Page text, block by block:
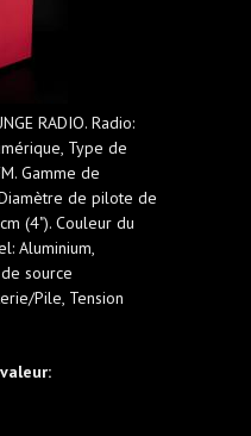
RADIO. Radio:
Type de
Gamme de
de pilote de
(4"). Couleur du
Aluminium,
source
Pile, Tension
valeur: